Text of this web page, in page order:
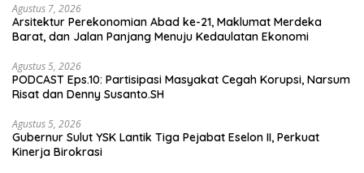
Agustus 7, 2026
Arsitektur Perekonomian Abad ke-21, Maklumat Merdeka
Barat, dan Jalan Panjang Menuju Kedaulatan Ekonomi
Agustus 5, 2026
PODCAST Eps.10: Partisipasi Masyakat Cegah Korupsi, Narsum
Risat dan Denny Susanto.SH
Agustus 5, 2026
Gubernur Sulut YSK Lantik Tiga Pejabat Eselon II, Perkuat
Kinerja Birokrasi